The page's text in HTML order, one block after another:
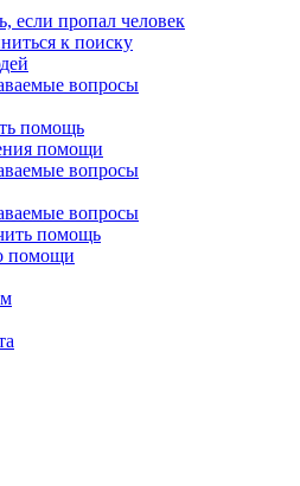
если пропал человек
к поиску
вопросы
помощь
помощи
вопросы
вопросы
помощь
помощи